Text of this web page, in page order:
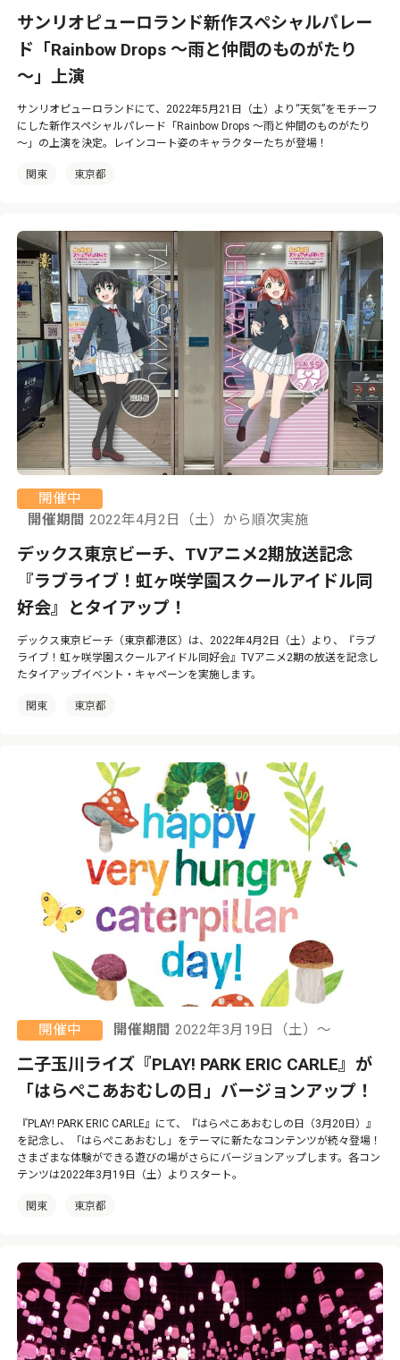
サンリオピューロランド新作スペシャルパレー
ド「Rainbow Drops ～雨と仲間のものがたり
～」上演
サンリオピューロランドにて、2022年5月21日（土）より“天気”をモチーフ
にした新作スペシャルパレード「Rainbow Drops ～雨と仲間のものがたり
～」の上演を決定。レインコート姿のキャラクターたちが登場！
関東 東京都
開催中
開催期間 2022年4月2日（土）から順次実施
デックス東京ビーチ、TVアニメ2期放送記念
『ラブライブ！虹ヶ咲学園スクールアイドル同
好会』とタイアップ！
デックス東京ビーチ（東京都港区）は、2022年4月2日（土）より、『ラブ
ライブ！虹ヶ咲学園スクールアイドル同好会』TVアニメ2期の放送を記念し
たタイアップイベント・キャペーンを実施します。
関東 東京都
開催中 開催期間 2022年3月19日（土）〜
二子玉川ライズ『PLAY! PARK ERIC CARLE』が
「はらぺこあおむしの日」バージョンアップ！
『PLAY! PARK ERIC CARLE』にて、『はらぺこあおむしの日（3月20日）』
を記念し、「はらぺこあおむし」をテーマに新たなコンテンツが続々登場！
さまざまな体験ができる遊びの場がさらにバージョンアップします。各コン
テンツは2022年3月19日（土）よりスタート。
関東 東京都